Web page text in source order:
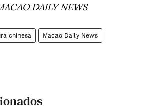
DAILY NEWS
chinesa Macao Daily News